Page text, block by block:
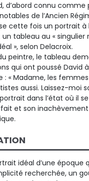
d’abord connu comme
de l’Ancien
cette fois un portrait à
tableau au « singulier
», selon Delacroix.
peintre, le tableau
qui ont poussé David
« Madame, les
aussi. Laissez-moi
dans l’état où il
et son
idéal d’une époque
recherchée, un